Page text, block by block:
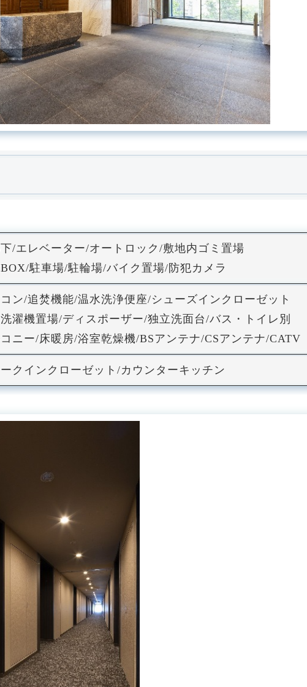
/エレベーター/オートロック/敷地内ゴミ置場
駐車場/駐輪場/バイク置場/防犯カメラ
ン/追焚機能/温水洗浄便座/シューズインクローゼット
濯機置場/ディスポーザー/独立洗面台/バス・トイレ別
ニー/床暖房/浴室乾燥機/BSアンテナ/CSアンテナ/CATV
クインクローゼット/カウンターキッチン